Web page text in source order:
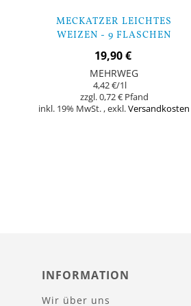
MECKATZER LEICHTES
WEIZEN - 9 FLASCHEN
19,90 €
MEHRWEG
4,42 €/1l
0,72 €
inkl. 19% MwSt. ,exkl.Versandkosten
INFORMATION
Wir über uns